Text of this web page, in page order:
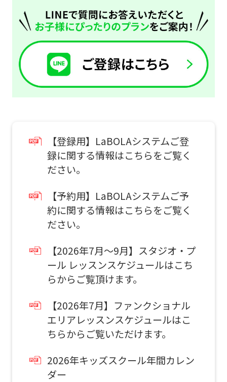
【登録用】LaBOLAシステムご登
録に関する情報はこちらをご覧く
ださい。
【予約用】LaBOLAシステムご予
約に関する情報はこちらをご覧く
ださい。
【2026年7月～9月】スタジオ・プ
ール レッスンスケジュールはこち
らからご覧頂けます。
【2026年7月】ファンクショナル
エリアレッスンスケジュールはこ
ちらからご覧いただけます。
2026年キッズスクール年間カレン
ダー
Sports
official
website
is
automatically
translated
Click
the
(start
automatic
to
return
to
the
top
page.
if
通常スクールを体験したい